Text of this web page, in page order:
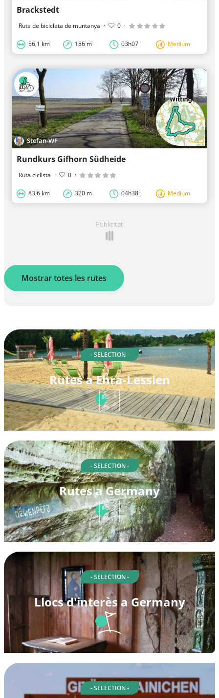
Brackstedt
Ruta de bicicleta de muntanya · 0 ·
56,1 km 186 m 03h07 Medium
Stefan-WF
Rundkurs Gifhorn Südheide
Ruta ciclista · 0 ·
83,6 km 320 m 04h38 Medium
Publicitat
Mostrar totes les rutes
- SELECTION -
Rutes a Ehra-Lessien
- SELECTION -
Rutes a Germany
- SELECTION -
Llocs d'interès a Germany
- SELECTION -